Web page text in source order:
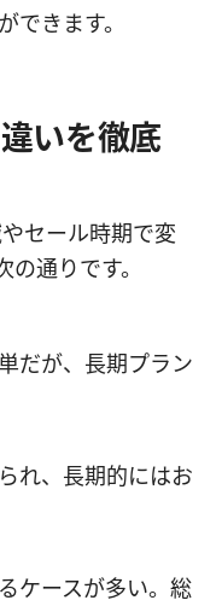
できます。
いを徹底
セール時期で変
通りです。
だが、長期プラン
れ、長期的にはお
ケースが多い。総